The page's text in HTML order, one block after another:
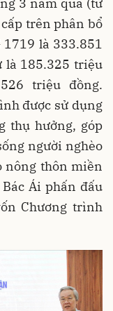
trên phân bổ
là 333.851
là 185.325 triệu
triệu đồng.
được sử dụng
thụ hưởng, góp
người nghèo
nông thôn miền
Ái phấn đấu
Chương trình